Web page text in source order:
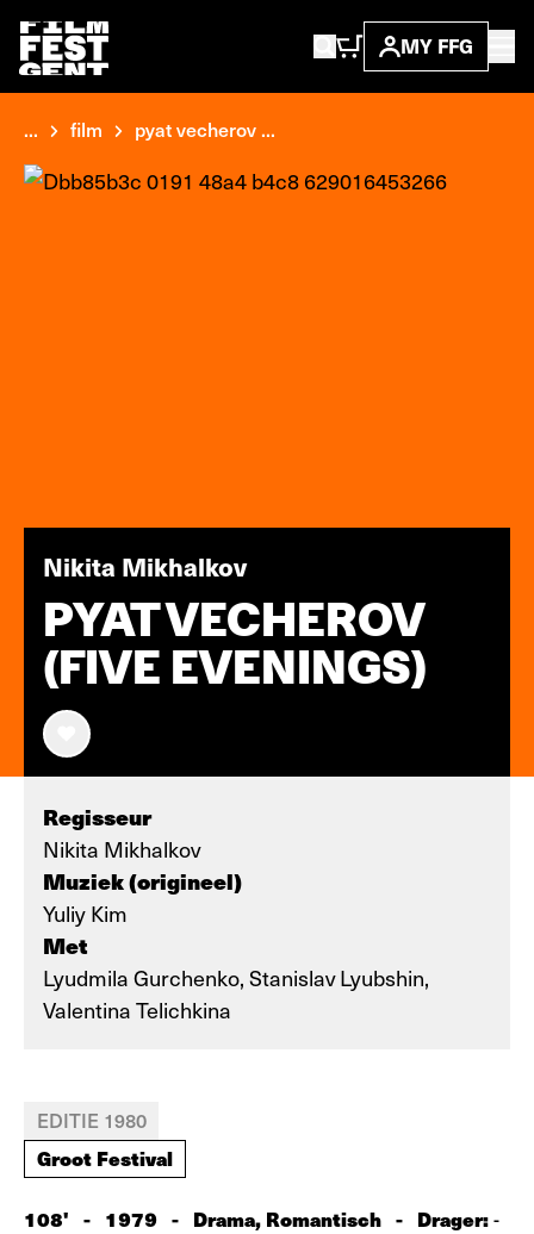
MY FFG
... film pyat vecherov ...
Nikita Mikhalkov
PYAT VECHEROV
(FIVE EVENINGS)
Regisseur
Nikita Mikhalkov
Muziek (origineel)
Yuliy Kim
Met
Lyudmila Gurchenko, Stanislav Lyubshin,
Valentina Telichkina
EDITIE 1980
Groot Festival
108' - 1979 - Drama, Romantisch - Drager:-